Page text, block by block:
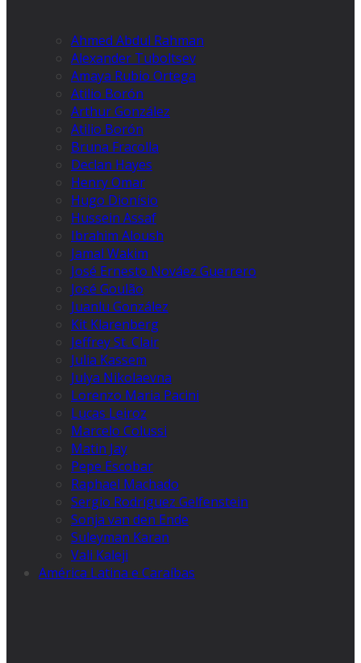
Ahmed Abdul Rahman
Alexander Tuboltsev
Amaya Rubio Ortega
Atilio Borón
Arthur González
Atilio Borón
Bruna Fracolla
Declan Hayes
Henry Omar
Hugo Dionísio
Hussein Assaf
Ibrahim Aloush
Jamal Wakim
José Ernesto Nováez Guerrero
José Goulão
Juanlu González
Kit Klarenberg
Jeffrey St. Clair
Julia Kassem
Julya Nikolaevna
Lorenzo Maria Pacini
Lucas Leiroz
Marcelo Colussi
Matin Jay
Pepe Escobar
Raphael Machado
Sergio Rodríguez Gelfenstein
Sonja van den Ende
Suleyman Karan
Vali Kaleji
América Latina e Caraíbas